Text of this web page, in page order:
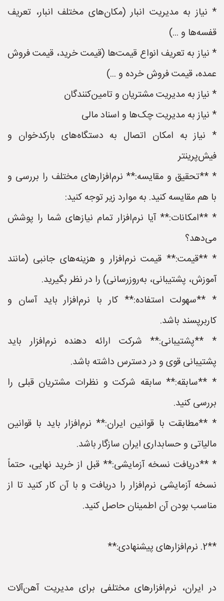
* نیاز به مدیریت انبار (مکان‌های مختلف انبار، تعریف
قفسه‌ها و ...)
* نیاز به تعریف انواع قیمت‌ها (قیمت خرید، قیمت فروش
عمده، قیمت فروش خرده و ...)
* نیاز به مدیریت مشتریان و تامین‌کنندگان
* نیاز به مدیریت چک‌ها و اسناد مالی
* نیاز به امکان اتصال به دستگاه‌های بارکدخوان و
فیش‌پرینتر
* **تحقیق و مقایسه:** نرم‌افزارهای مختلف را بررسی و
با هم مقایسه کنید. به موارد زیر توجه کنید:
* **امکانات:** آیا نرم‌افزار تمام نیازهای شما را پوشش
می‌دهد؟
* **قیمت:** قیمت نرم‌افزار و هزینه‌های جانبی (مانند
آموزش، پشتیبانی، به‌روزرسانی) را در نظر بگیرید.
* **سهولت استفاده:** کار با نرم‌افزار باید آسان و
کاربرپسند باشد.
* **پشتیبانی:** شرکت ارائه دهنده نرم‌افزار باید
پشتیبانی قوی و در دسترس داشته باشد.
* **سابقه:** سابقه شرکت و نظرات مشتریان قبلی را
بررسی کنید.
* **مطابقت با قوانین ایران:** نرم‌افزار باید با قوانین
مالیاتی و حسابداری ایران سازگار باشد.
* **دریافت نسخه آزمایشی:** قبل از خرید نهایی، حتماً
نسخه آزمایشی نرم‌افزار را دریافت و با آن کار کنید تا از
مناسب بودن آن اطمینان حاصل کنید.
**2. نرم‌افزارهای پیشنهادی:**
در ایران، نرم‌افزارهای مختلفی برای مدیریت آهن‌آلات